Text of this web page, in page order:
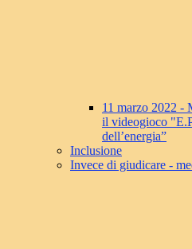
11 marzo 2022 -
il videogioco
dell’energia”
Inclusione
Invece di giudicare -